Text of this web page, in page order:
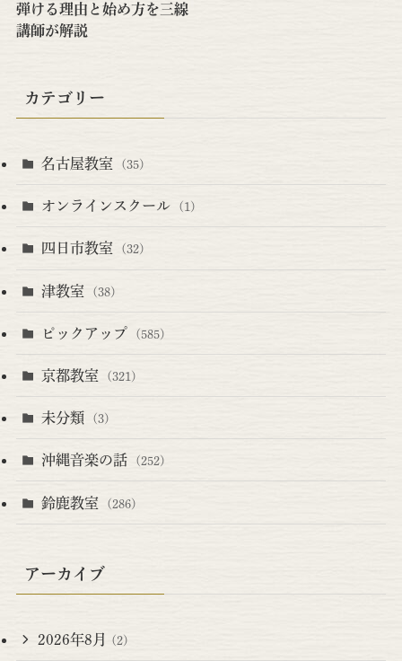
弾ける理由と始め方を三線
講師が解説
カテゴリー
名古屋教室 (35)
オンラインスクール (1)
四日市教室 (32)
津教室 (38)
ピックアップ (585)
京都教室 (321)
未分類 (3)
沖縄音楽の話 (252)
鈴鹿教室 (286)
アーカイブ
2026年8月 (2)